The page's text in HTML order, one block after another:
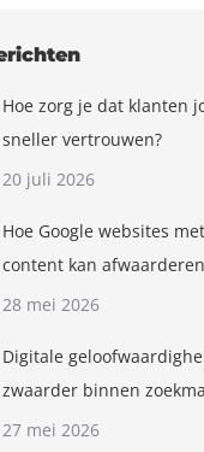
Hoe zorg je dat klanten
sneller vertrouwen?
20 juli 2026
Hoe Google websites
content kan afwaarderen
28 mei 2026
Digitale
zwaarder binnen
27 mei 2026